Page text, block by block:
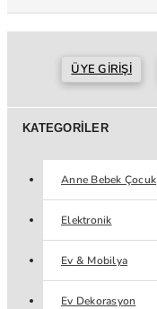
ÜYE GIRIŞI
KATEGORILER
Anne Bebek Çocuk
Elektronik
Ev & Mobilya
Ev Dekorasyon